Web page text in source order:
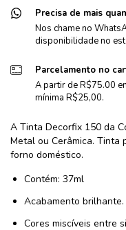
Precisa de mais
Nos chame no
disponibilidade no
Parcelamento no
A partir de R$75.00
mínima R$25,00.
A Tinta Decorfix 150 da
Metal ou Cerâmica. Tinta
forno doméstico.
Contém: 37ml
Acabamento brilhante.
Cores miscíveis entre